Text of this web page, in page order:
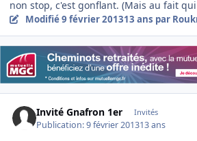
non stop, c'est gonflant. (Mais au fait
Modifié9 février 201313 ans par
Invité Gnafron 1er Invités
Publication:9 février 201313 ans